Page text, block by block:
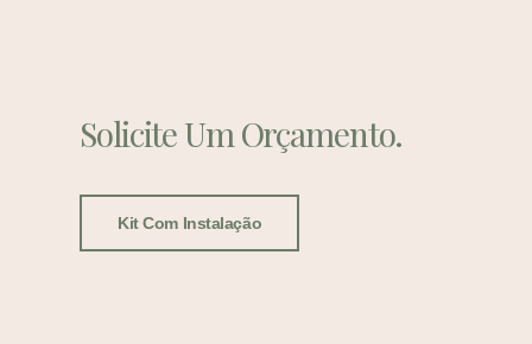
Solicite Um Orçamento.
Kit Com Instalação